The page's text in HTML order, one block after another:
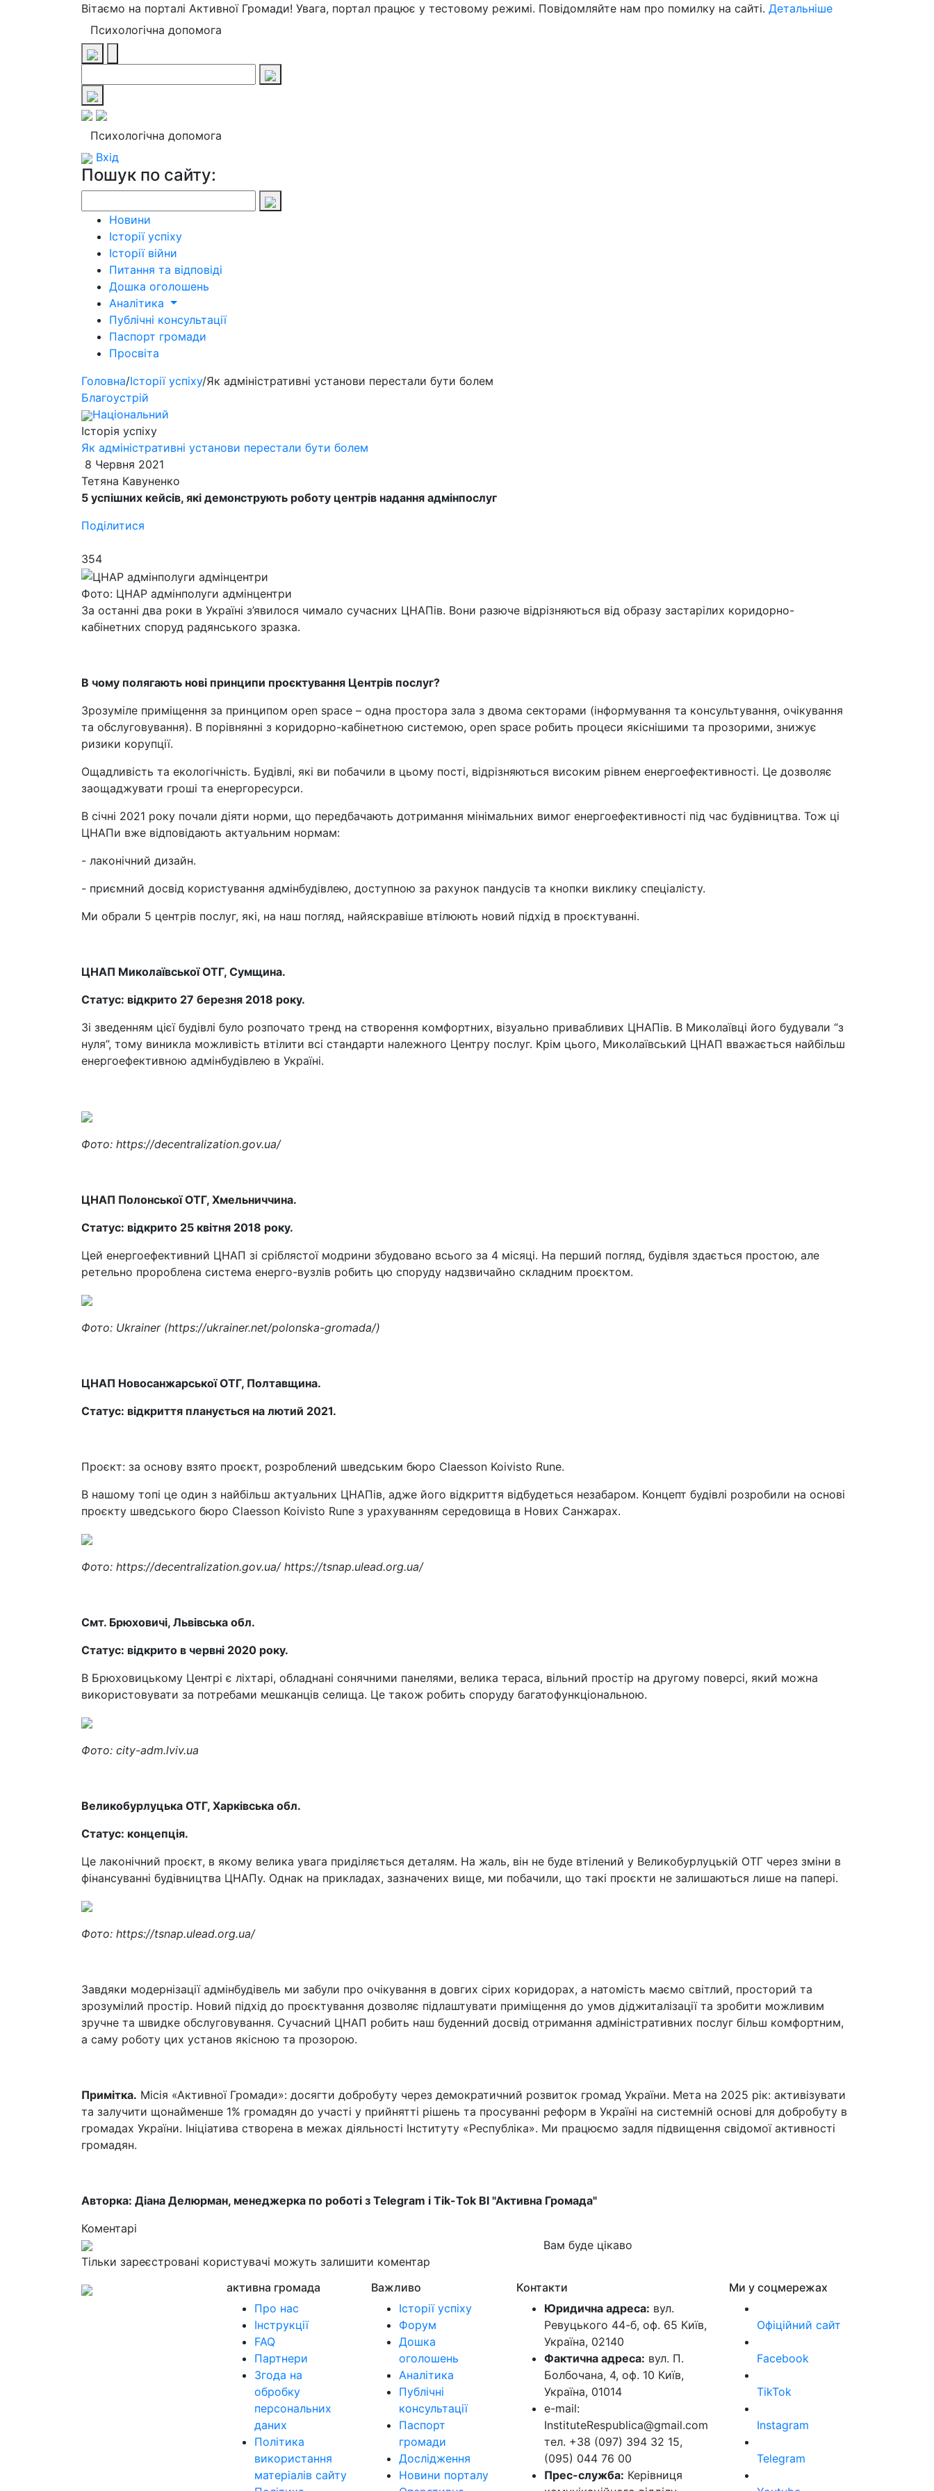
Вітаємо на порталі Активної Громади! Увага, портал працює у тестовому режимі. Повідомляйте нам про помилку на сайті. Детальніше
Психологічна допомога
Психологічна допомога
Вхід
Пошук по сайту:
Новини
Історії успіху
Історії війни
Питання та відповіді
Дошка оголошень
Аналітика
Публічні консультації
Паспорт громади
Просвіта
Головна/Історії успіху/Як адміністративні установи перестали бути болем
Благоустрій
Національний
Історія успіху
Як адміністративні установи перестали бути болем
8 Червня 2021
Тетяна Кавуненко
5 успішних кейсів, які демонструють роботу центрів надання адмінпослуг
Поділитися
354
Фото: ЦНАР адмінполуги адмінцентри
За останні два роки в Україні з’явилося чимало сучасних ЦНАПів. Вони разюче відрізняються від образу застарілих коридорно-
кабінетних споруд радянського зразка.
В чому полягають нові принципи проєктування Центрів послуг?
Зрозуміле приміщення за принципом open space – одна простора зала з двома секторами (інформування та консультування, очікування
та обслуговування). В порівнянні з коридорно-кабінетною системою, open space робить процеси якіснішими та прозорими, знижує
ризики корупції.
Ощадливість та екологічність. Будівлі, які ви побачили в цьому пості, відрізняються високим рівнем енергоефективності. Це дозволяє
заощаджувати гроші та енергоресурси.
В січні 2021 року почали діяти норми, що передбачають дотримання мінімальних вимог енергоефективності під час будівництва. Тож ці
ЦНАПи вже відповідають актуальним нормам:
- лаконічний дизайн.
- приємний досвід користування адмінбудівлею, доступною за рахунок пандусів та кнопки виклику спеціалісту.
Ми обрали 5 центрів послуг, які, на наш погляд, найяскравіше втілюють новий підхід в проєктуванні.
ЦНАП Миколаївської ОТГ, Сумщина.
Статус: відкрито 27 березня 2018 року.
Зі зведенням цієї будівлі було розпочато тренд на створення комфортних, візуально привабливих ЦНАПів. В Миколаївці його будували “з
нуля”, тому виникла можливість втілити всі стандарти належного Центру послуг. Крім цього, Миколаївський ЦНАП вважається найбільш
енергоефективною адмінбудівлею в Україні.
Фото: https://decentralization.gov.ua/
ЦНАП Полонської ОТГ, Хмельниччина.
Статус: відкрито 25 квітня 2018 року.
Цей енергоефективний ЦНАП зі сріблястої модрини збудовано всього за 4 місяці. На перший погляд, будівля здається простою, але
ретельно пророблена система енерго-вузлів робить цю споруду надзвичайно складним проєктом.
Фото: Ukrainer (https://ukrainer.net/polonska-gromada/)
ЦНАП Новосанжарської ОТГ, Полтавщина.
Статус: відкриття планується на лютий 2021.
Проєкт: за основу взято проєкт, розроблений шведським бюро Claesson Koivisto Rune.
В нашому топі це один з найбільш актуальних ЦНАПів, адже його відкриття відбудеться незабаром. Концепт будівлі розробили на основі
проєкту шведського бюро Claesson Koivisto Rune з урахуванням середовища в Нових Санжарах.
Фото: https://decentralization.gov.ua/ https://tsnap.ulead.org.ua/
Смт. Брюховичі, Львівська обл.
Статус: відкрито в червні 2020 року.
В Брюховицькому Центрі є ліхтарі, обладнані сонячними панелями, велика тераса, вільний простір на другому поверсі, який можна
використовувати за потребами мешканців селища. Це також робить споруду багатофункціональною.
Фото: city-adm.lviv.ua
Великобурлуцька ОТГ, Харківська обл.
Статус: концепція.
Це лаконічний проєкт, в якому велика увага приділяється деталям. На жаль, він не буде втілений у Великобурлуцькій ОТГ через зміни в
фінансуванні будівництва ЦНАПу. Однак на прикладах, зазначених вище, ми побачили, що такі проєкти не залишаються лише на папері.
Фото: https://tsnap.ulead.org.ua/
Завдяки модернізації адмінбудівель ми забули про очікування в довгих сірих коридорах, а натомість маємо світлий, просторий та
зрозумілий простір. Новий підхід до проєктування дозволяє підлаштувати приміщення до умов діджиталізації та зробити можливим
зручне та швидке обслуговування. Сучасний ЦНАП робить наш буденний досвід отримання адміністративних послуг більш комфортним,
а саму роботу цих установ якісною та прозорою.
Примітка. Місія «Активної Громади»: досягти добробуту через демократичний розвиток громад України. Мета на 2025 рік: активізувати
та залучити щонайменше 1% громадян до участі у прийнятті рішень та просуванні реформ в Україні на системній основі для добробуту в
громадах України. Ініціатива створена в межах діяльності Інституту «Республіка». Ми працюємо задля підвищення свідомої активності
громадян.
Авторка: Діана Делюрман, менеджерка по роботі з Telegram і Tik-Tok ВІ "Активна Громада"
Коментарі
Тільки зареєстровані користувачі можуть залишити коментар
Вам буде цікаво
активна громада
Про нас
Інструкції
FAQ
Партнери
Згода на
обробку
персональних
даних
Політика
використання
матеріалів сайту
Важливо
Історії успіху
Форум
Дошка
оголошень
Аналітика
Публічні
консультації
Паспорт
громади
Дослідження
Новини порталу
Контакти
Юридична адреса: вул.
Ревуцького 44-б, оф. 65 Київ,
Україна, 02140
Фактична адреса: вул. П.
Болбочана, 4, оф. 10 Київ,
Україна, 01014
e-mail:
InstituteRespublica@gmail.com
тел. +38 (097) 394 32 15,
(095) 044 76 00
Прес-служба: Керівниця
Ми у соцмережах
Офіційний сайт
Facebook
TikTok
Instagram
Telegram